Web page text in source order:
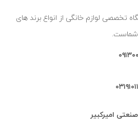
تخصصی لوازم خانگی از انواع برند های
شماست.
امیرکبیر